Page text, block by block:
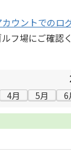
ウントでのロ
フ場にご確認
4月 5月 6